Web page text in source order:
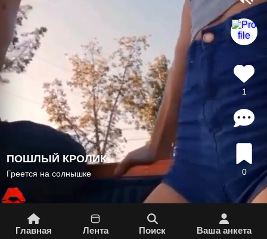
ПОШЛЫЙ КРОЛИК
Греется на солнышке
1
0
Главная Лента Поиск Вашa aнкета